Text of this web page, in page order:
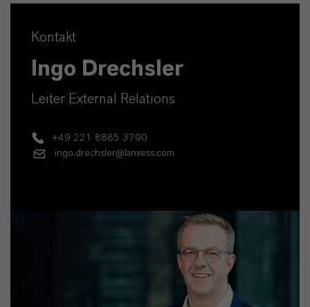
Kontakt
Ingo Drechsler
Leiter External Relations
+49 221 8885 3790
ingo.drechsler@lanxess.com